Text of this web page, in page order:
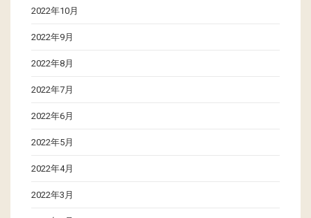
2022年10月
2022年9月
2022年8月
2022年7月
2022年6月
2022年5月
2022年4月
2022年3月